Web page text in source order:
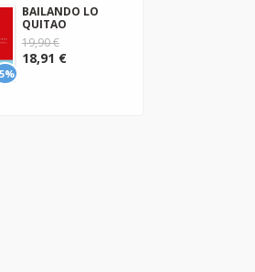
BAILANDO LO
QUITAO
19,90 €
18,91 €